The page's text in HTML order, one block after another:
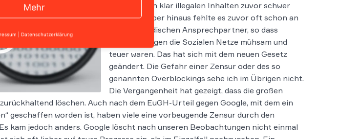
Löschen von klar illegalen Inhalten zuvor schwer
getan. Darüber hinaus fehlte es zuvor oft schon an
einem inländischen Ansprechpartner, so dass
Prozesse gegen die Sozialen Netze mühsam und
teuer waren. Das hat sich mit dem neuen Gesetz
geändert. Die Gefahr einer Zensur oder des so
genannten Overblockings sehe ich im Übrigen nicht.
Die Vergangenheit hat gezeigt, dass die großen
löschen. Auch nach dem EuGH-Urteil gegen Google, mit dem ein
geschaffen worden ist, haben viele eine vorbeugende Zensur durch den
kam jedoch anders. Google löscht nach unseren Beobachtungen nicht einmal
Mehr
Datenschutzerklärung